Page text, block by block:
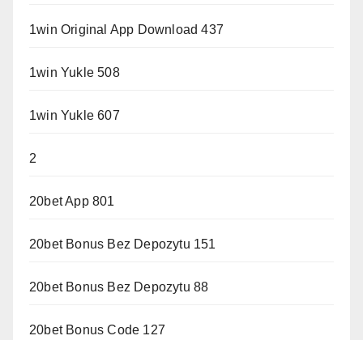
1win Original App Download 437
1win Yukle 508
1win Yukle 607
2
20bet App 801
20bet Bonus Bez Depozytu 151
20bet Bonus Bez Depozytu 88
20bet Bonus Code 127